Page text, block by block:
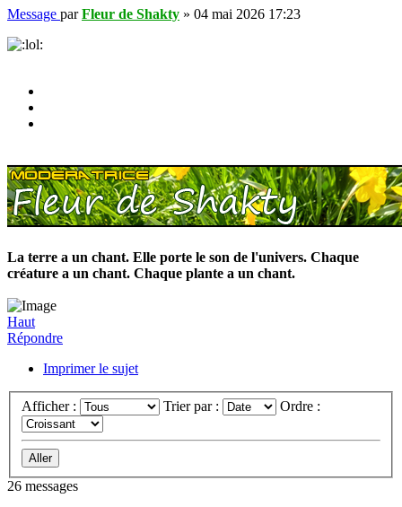
Message parFleur de Shakty » 04 mai 2026 17:23
La terre a un chant. Elle porte le son de l'univers. Chaque
créature a un chant. Chaque plante a un chant.
Haut
Répondre
Imprimer le sujet
Afficher : Trier par : Ordre :
26 messages